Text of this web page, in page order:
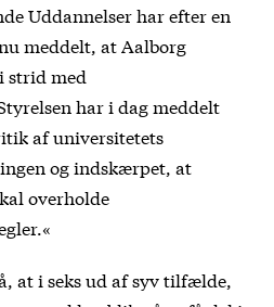
Uddannelser har efter en
meddelt, at Aalborg
strid med
har i dag meddelt
af universitetets
og indskærpet, at
overholde
at i seks ud af syv tilfælde,